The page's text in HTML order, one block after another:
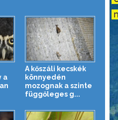
a
A kőszáli kecskék
könnyedén
mozognak a szinte
függőleges g...